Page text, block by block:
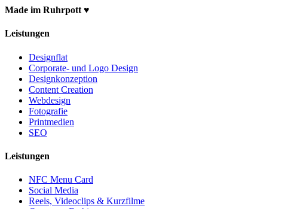
Made im Ruhrpott ♥
Leistungen
Designflat
Corporate- und Logo Design
Designkonzeption
Content Creation
Webdesign
Fotografie
Printmedien
SEO
Leistungen
NFC Menu Card
Social Media
Reels, Videoclips & Kurzfilme